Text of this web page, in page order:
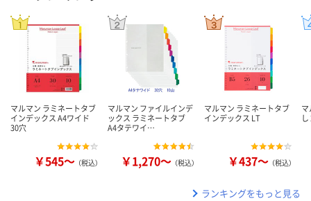
マルマン ラミネートタブ
インデックス A4ワイド
30穴
￥545～ （税込）
マルマン ファイルインデ
ックス ラミネートタブ
A4タテワイ…
￥1,270～ （税込）
マルマン ラミネートタブ
インデックス LT
￥437～ （税込）
ランキングをもっと見る